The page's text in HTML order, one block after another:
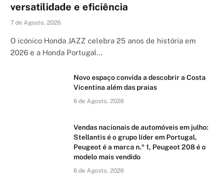
versatilidade e eficiência
7 de Agosto, 2026
O icónico Honda JAZZ celebra 25 anos de história em
2026 e a Honda Portugal…
Novo espaço convida a descobrir a Costa
Vicentina além das praias
6 de Agosto, 2026
Vendas nacionais de automóveis em julho:
Stellantis é o grupo líder em Portugal,
Peugeot é a marca n.º 1, Peugeot 208 é o
modelo mais vendido
6 de Agosto, 2026